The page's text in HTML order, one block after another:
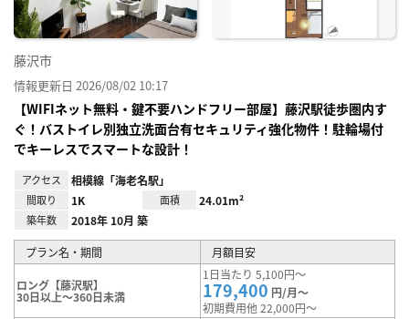
藤沢市
情報更新日 2026/08/02 10:17
【WIFIネット無料・鍵不要ハンドフリー部屋】藤沢駅徒歩圏内す
ぐ！バストイレ別独立洗面台有セキュリティ強化物件！駐輪場付
でキーレスでスマートな設計！
アクセス 相模線「海老名駅」
間取り 1K 面積 24.01m²
築年数 2018年 10月 築
プラン名・期間 月額目安
ロング【藤沢駅】
30日以上～360日未満
1日当たり 5,100円～
179,400 円/月～
初期費用他 22,000円～